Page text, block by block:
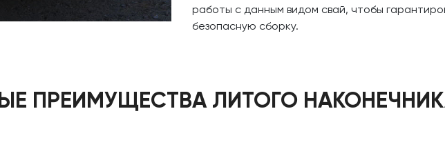
работы с данным видом свай, чтобы
безопасную сборку.
ПРЕИМУЩЕСТВА ЛИТОГО